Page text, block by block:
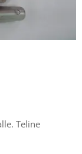
Teline